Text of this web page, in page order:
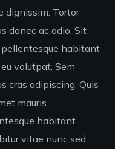
dignissim. Tortor
donec ac odio. Sit
habitant
volutpat. Sem
cras adipiscing. Quis
mauris.
habitant
vitae nunc sed